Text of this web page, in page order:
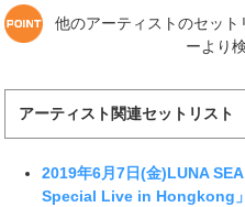
他のアーティストのセッ
ーより
アーティスト関連セットリスト
2019年6月7日(金)LUNA
Special Live in Hongkong